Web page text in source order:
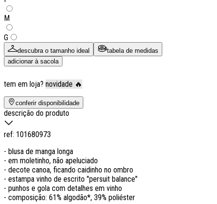
M
G
descubra o tamanho ideal
tabela de medidas
adicionar à sacola
tem em loja? novidade 🔥
conferir disponibilidade
descrição do produto
ref: 101680973
- blusa de manga longa
- em moletinho, não apeluciado
- decote canoa, ficando caidinho no ombro
- estampa vinho de escrito "persuit balance"
- punhos e gola com detalhes em vinho
- composição: 61% algodão*, 39% poliéster